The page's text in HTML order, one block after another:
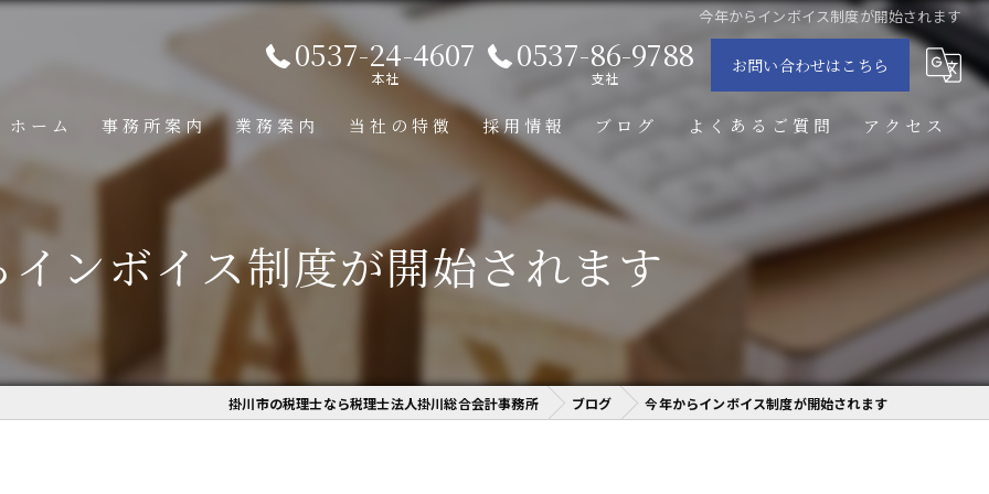
今年からインボイス制度が開始されます
0537-24-4607
本社
0537-86-9788
支社
お問い合わせはこちら
ホーム 事務所案内
事務所概要
経営理念
業務案内
許認可（行政書士事務所にて）
社会保険（阿部裕介社会保険労務士事務所にて）
当社の特徴
相続
御前崎市の税理士
採用情報 ブログ よくあるご質問 アクセス
税理士法人掛川総合会計事務所
御前崎支店
ンボイス制度が開始されます
掛川市の税理士なら税理士法人掛川総合会計事務所 ブログ 今年からインボイス制度が開始されます